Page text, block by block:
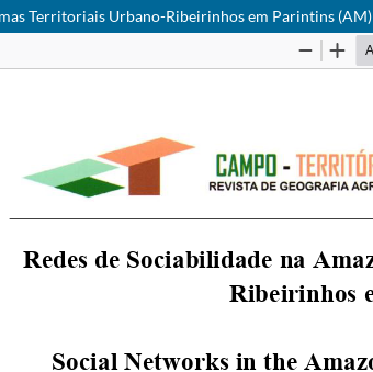
Territoriais Urbano-Ribeirinhos em Parintins (AM)